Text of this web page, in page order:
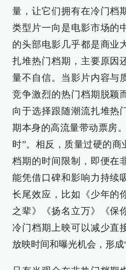
量，让它们拥有在冷门档
类型片一向是电影市场的
的头部电影几乎都是商业
扎堆热门档期，主要原因
量不自信。当影片内容与
竞争激烈的热门档期脱颖
向于选择跟随潮流扎堆热
期本身的高流量带动票房
时”。相反，质量过硬的
档期的时间限制，即便在
能凭借口碑和影响力持续
长尾效应，比如《少年的
之辈》《扬名立万》《保
冷门档期上映可以减少直
放映时间和曝光机会，形成